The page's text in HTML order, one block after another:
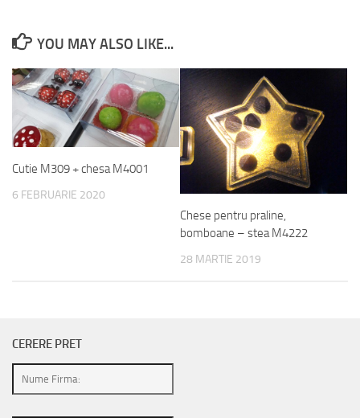
YOU MAY ALSO LIKE...
Cutie M309 + chesa M4001
6 FEBRUARIE 2020
Chese pentru praline,
bomboane – stea M4222
28 MARTIE 2019
CERERE PRET